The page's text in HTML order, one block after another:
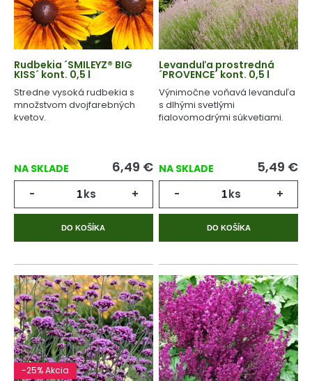
Rudbekia ´SMILEYZ® BIG
KISS´ kont. 0,5 l
Stredne vysoká rudbekia s
množstvom dvojfarebných
kvetov.
NA SKLADE 6,49 €
- ks +
DO KOŠÍKA
Levanduľa prostredná
´PROVENCE´ kont. 0,5 l
Výnimočne voňavá levanduľa
s dlhými svetlými
fialovomodrými súkvetiami.
NA SKLADE 5,49 €
- ks +
DO KOŠÍKA
-25% Akcia